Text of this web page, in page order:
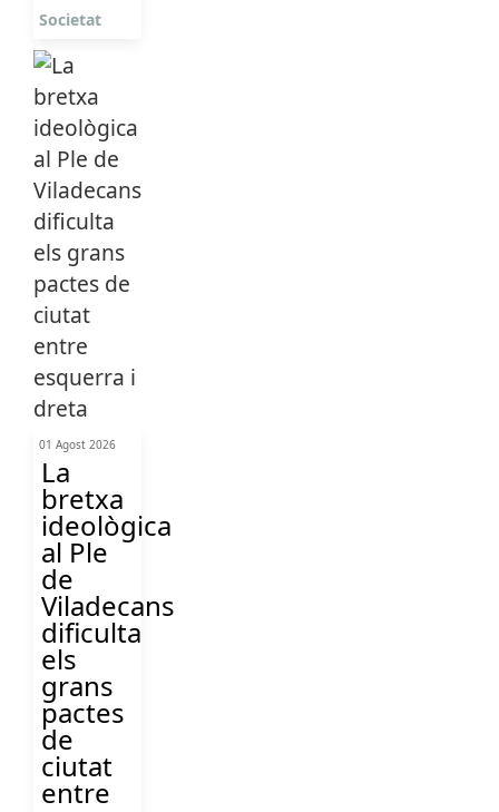
Societat
01 Agost 2026
La
bretxa
ideològica
al Ple
de
Viladecans
dificulta
els
grans
pactes
de
ciutat
entre